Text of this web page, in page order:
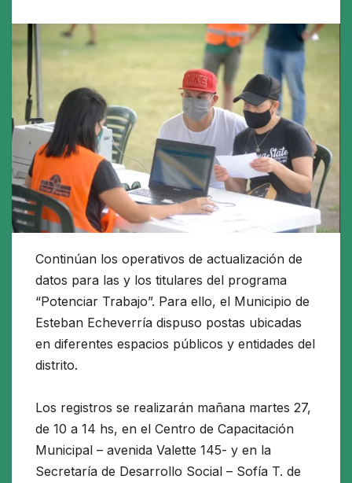
Continúan los operativos de actualización de
datos para las y los titulares del programa
“Potenciar Trabajo”. Para ello, el Municipio de
Esteban Echeverría dispuso postas ubicadas
en diferentes espacios públicos y entidades del
distrito.
Los registros se realizarán mañana martes 27,
de 10 a 14 hs, en el Centro de Capacitación
Municipal – avenida Valette 145- y en la
Secretaría de Desarrollo Social – Sofía T. de